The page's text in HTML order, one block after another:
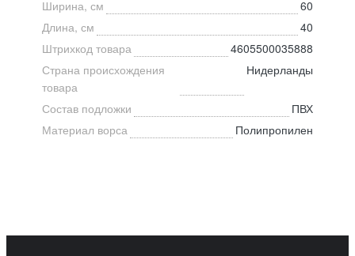
Ширина, см
60
Длина, см
40
Штрихкод товара
4605500035888
Страна происхождения
товара
Нидерланды
Состав подложки
ПВХ
Материал ворса
Полипропилен